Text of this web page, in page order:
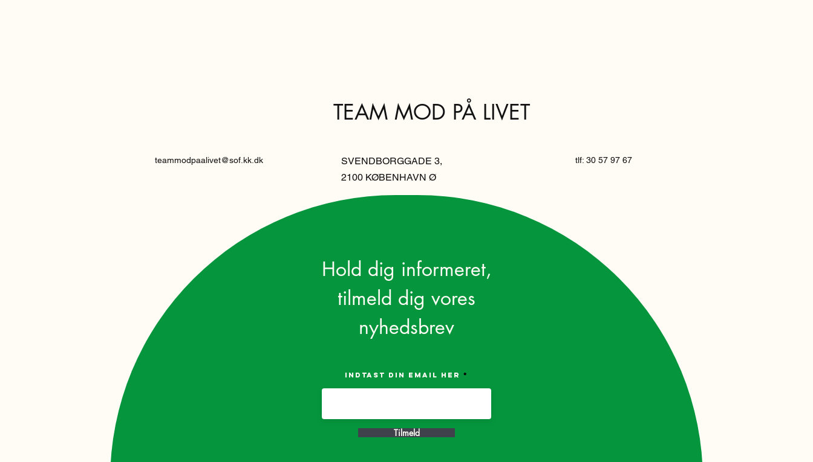
TEAM MOD PÅ LIVET
teammodpaalivet@sof.kk.dk
SVENDBORGGADE 3,
2100 KØBENHAVN Ø
tlf: 30 57 97 67
Hold dig informeret,
tilmeld dig vores
nyhedsbrev
Indtast din email her
Tilmeld